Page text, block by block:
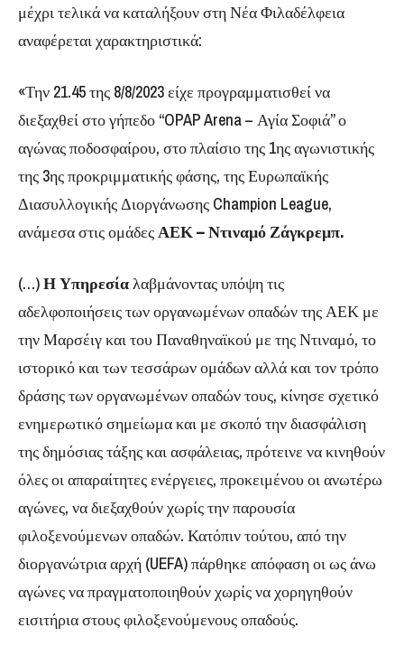
μέχρι τελικά να καταλήξουν στη Νέα Φιλαδέλφεια
αναφέρεται χαρακτηριστικά:
«Την 21.45 της 8/8/2023 είχε προγραμματισθεί να
διεξαχθεί στο γήπεδο “OPAP Arena – Αγία Σοφιά” ο
αγώνας ποδοσφαίρου, στο πλαίσιο της 1ης αγωνιστικής
της 3ης προκριμματικής φάσης, της Ευρωπαϊκής
Διασυλλογικής Διοργάνωσης Champion League,
ανάμεσα στις ομάδεςΑΕΚ – Ντιναμό Ζάγκρεμπ.
(…)Η Υπηρεσίαλαβμάνοντας υπόψη τις
αδελφοποιήσεις των οργανωμένων οπαδών της ΑΕΚ με
την Μαρσέιγ και του Παναθηναϊκού με της Ντιναμό, το
ιστορικό και των τεσσάρων ομάδων αλλά και τον τρόπο
δράσης των οργανωμένων οπαδών τους, κίνησε σχετικό
ενημερωτικό σημείωμα και με σκοπό την διασφάλιση
της δημόσιας τάξης και ασφάλειας, πρότεινε να κινηθούν
όλες οι απαραίτητες ενέργειες, προκειμένου οι ανωτέρω
αγώνες, να διεξαχθούν χωρίς την παρουσία
φιλοξενούμενων οπαδών. Κατόπιν τούτου, από την
διοργανώτρια αρχή (UEFA) πάρθηκε απόφαση οι ως άνω
αγώνες να πραγματοποιηθούν χωρίς να χορηγηθούν
εισιτήρια στους φιλοξενούμενους οπαδούς.